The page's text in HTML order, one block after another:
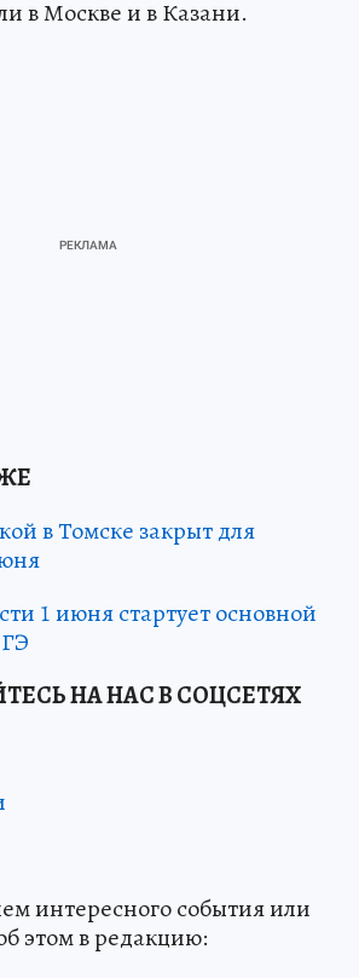
в Москве и в Казани.
в Томске закрыт для
1 июня стартует основной
НА НАС В СОЦСЕТЯХ
интересного события или
этом в редакцию: